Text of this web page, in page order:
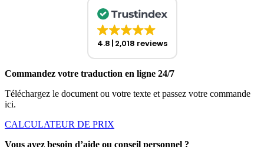
4.8 2,018 reviews
Commandez votre traduction en ligne 24/7
Téléchargez le document ou votre texte et passez votre commande
ici.
CALCULATEUR DE PRIX
Vous avez besoin d’aide ou conseil personnel ?